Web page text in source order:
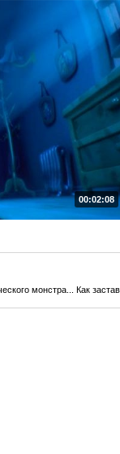
00:02:08
монстра... Как